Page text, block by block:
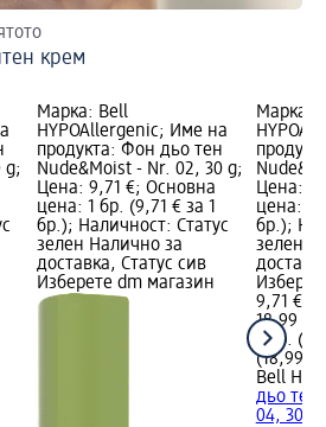
крем
g;
Марка: Bell
HYPOAllergenic; Име на
продукта: Фон дьо тен
Nude&Moist - Nr. 02, 30 g;
Цена: 9,71 €; Основна
цена: 1 бр. (9,71 € за 1
бр.); Наличност: Статус
зелен Налично за
доставка, Статус сив
Изберете dm магазин
Марка:
Цена:
цена: 1
бр.);
зелен
9,71 €
18,99 лв.
1 бр.
(18,99
Bell
дьо тен
04, 30 g